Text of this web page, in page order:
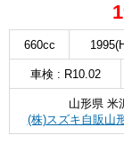
660cc
車検 : R10.02
山形県 米
(株)スズキ自販山